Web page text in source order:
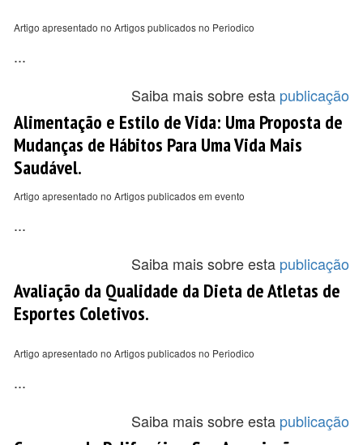
Artigo apresentado no Artigos publicados no Periodico
...
Saiba mais sobre esta publicação
Alimentação e Estilo de Vida: Uma Proposta de
Mudanças de Hábitos Para Uma Vida Mais
Saudável.
Artigo apresentado no Artigos publicados em evento
...
Saiba mais sobre esta publicação
Avaliação da Qualidade da Dieta de Atletas de
Esportes Coletivos.
Artigo apresentado no Artigos publicados no Periodico
...
Saiba mais sobre esta publicação